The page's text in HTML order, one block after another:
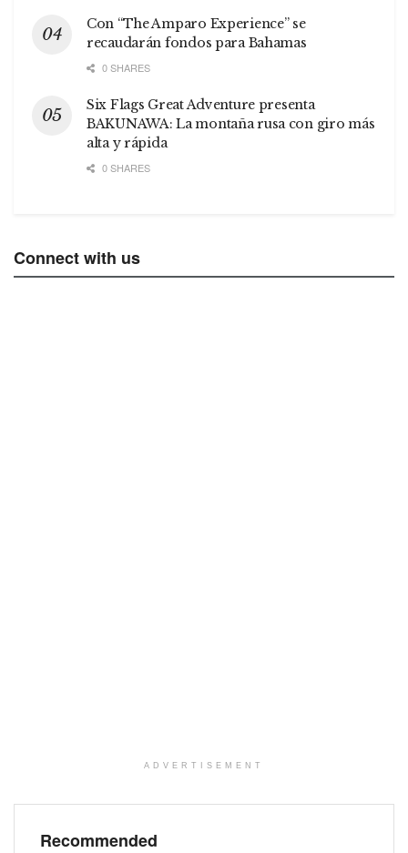
Con “The Amparo Experience” se
recaudarán fondos para Bahamas
0 SHARES
Six Flags Great Adventure presenta
BAKUNAWA: La montaña rusa con giro más
alta y rápida
0 SHARES
Connect with us
ADVERTISEMENT
Recommended